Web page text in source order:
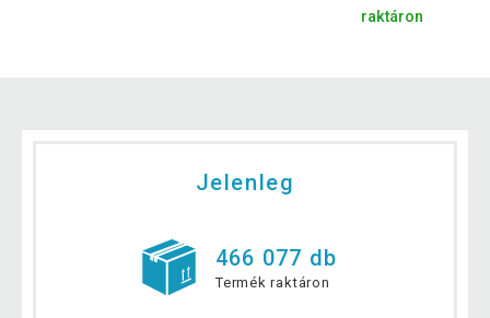
raktáron
Jelenleg
466 077 db
Termék raktáron